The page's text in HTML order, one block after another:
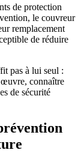
de protection
le couvreur
remplacement
de réduire
pas à lui seul :
connaître
de sécurité